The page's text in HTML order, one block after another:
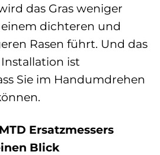
das Gras weniger
einem dichteren und
Rasen führt. Und das
ist
Sie im Handumdrehen
Ersatzmessers
Blick